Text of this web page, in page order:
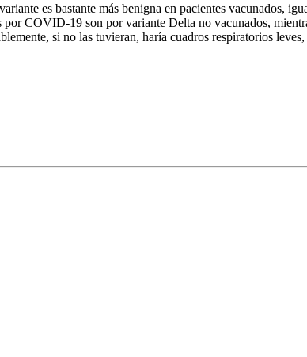
es bastante más benigna en pacientes vacunados,
COVID-19 son por variante Delta no vacunados,
si no las tuvieran, haría cuadros respiratorios